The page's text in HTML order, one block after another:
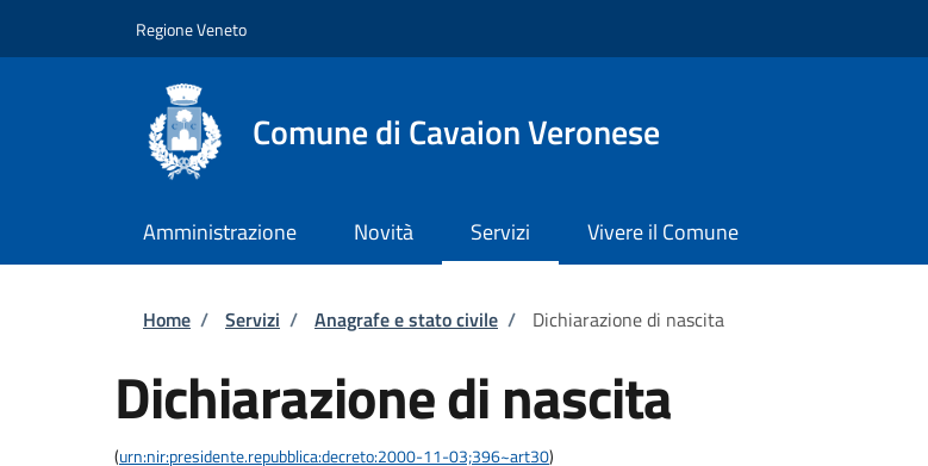
Regione Veneto
Comune di Cavaion Veronese
Amministrazione Novità Servizi Vivere il Comune
Briciole di pane
Home / Servizi / Anagrafe e stato civile / Dichiarazione di nascita
Dichiarazione di nascita
(urn:nir:presidente.repubblica:decreto:2000-11-03;396~art30)